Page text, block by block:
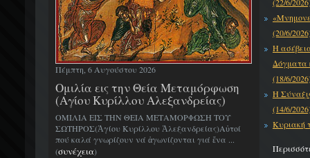
Πέμπτη, 6 Αυγούστου 2026
Ομιλία εις την Θεία Μεταμόρφωση
(Αγίου Κυρίλλου Αλεξανδρείας)
ΟΜΙΛΙΑ ΕΙΣ ΤΗΝ ΘΕΙΑ ΜΕΤΑΜΟΡΦΩΣΗ ΤΟΥ
ΣΩΤΗΡΟΣ(Ἁγίου Κυρίλλου Ἀλεξανδρείας)Αὐτοί
πού καλά γνωρίζουν νά ἀγωνίζονται γιά ἕνα ...
(συνέχεια)
(20/6/
Η
Δόγματα
(18/6/
Η
(14/6/
Κυριακή